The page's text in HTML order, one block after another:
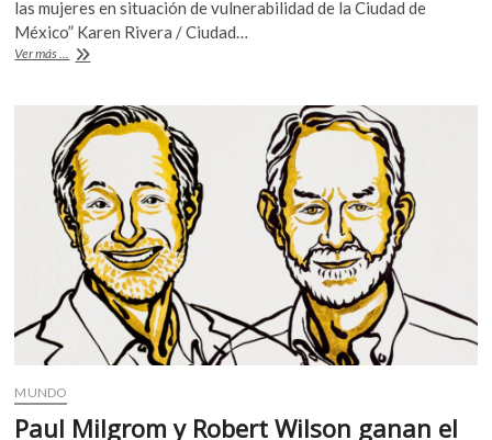
b
o
o
k
er s
p
p
las mujeres en situación de vulnerabilidad de la Ciudad de
México” Karen Rivera / Ciudad…
Ver más ... Apoyos
UE
a
mujeres
en
situación
de
vulnerabilidad
MUNDO
Paul Milgrom y Robert Wilson ganan el